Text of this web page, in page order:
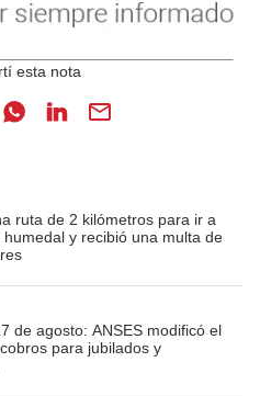
ruta de 2 kilómetros para ir a
humedal y recibió una multa de
de agosto: ANSES modificó el
para jubilados y